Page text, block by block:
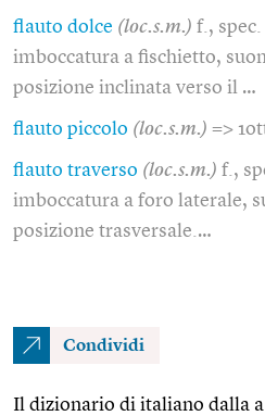
flauto dolce (loc.s.m.) f.,
imboccatura a fischietto,
posizione inclinata verso il …
flauto piccolo (loc.s.m.) =>
flauto traverso (loc.s.m.) f.,
imboccatura a foro laterale,
posizione trasversale.…
Condividi
Il dizionario di italiano dalla